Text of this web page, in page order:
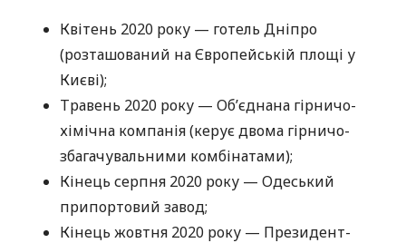
Квітень 2020 року — готель Дніпро
(розташований на Європейській площі у
Києві);
Травень 2020 року — Об’єднана гірничо-
хімічна компанія (керує двома гірничо-
збагачувальними комбінатами);
Кінець серпня 2020 року — Одеський
припортовий завод;
Кінець жовтня 2020 року — Президент-